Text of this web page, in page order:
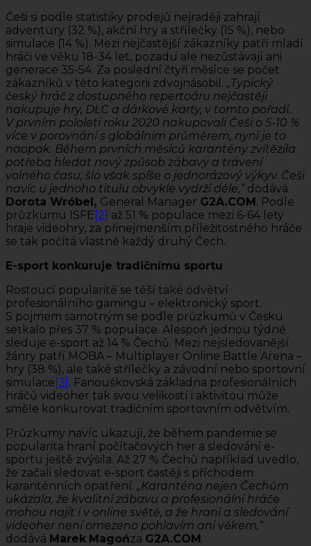
Češi si podle statistiky prodejů nejraději zahrají
adventury (32 %), akční hry a střílečky (15 %), nebo
simulace (14 %). Mezi nejčastější zákazníky patří mladí
hráči ve věku 18-34 let, pozadu ale nezůstávají ani
generace 35-54. Za poslední čtyři měsíce se počet
zákazníků v této kategorii zdvojnásobil. „Typický
český hráč z dostupného repertoáru nejčastěji
nakupuje hry, DLC a dárkové karty, v tomto pořadí.
V prvním pololetí roku 2020 nakupovali Češi o 5-10 %
více v porovnání s globálním průměrem, nyní je to
naopak. Během prvních měsíců karantény zvítězila
potřeba hledat nový způsob zábavy a trávení
volného času, šlo však spíše o jednorázový výkyv. Češi
navíc u jednoho titulu obvykle vydrží déle,“dodává
Dorota Wróbel, General Manager G2A.COM. Podle
průzkumu ISFE [2] až 51 % populace mezi 6-64 lety
hraje videohry, za přinejmenším příležitostného hráče
se tak počítá vlastně každý druhý Čech.
E-sport konkuruje tradičnímu sportu
Rostoucí popularitě se těší také odvětví
profesionálního gamingu – elektronický sport.
S pojmem samotným se podle průzkumů v Česku
setkalo přes 37 % populace. Alespoň jednou týdně
sleduje e-sport až 14 % Čechů. Mezi nejsledovanější
žánry patří MOBA – Multiplayer Online Battle Arena –
hry (38 %), ale také střílečky a závodní nebo sportovní
simulace [3] . Fanouškovská základna profesionálních
hráčů videoher tak svou velikostí i aktivitou může
směle konkurovat tradičním sportovním odvětvím.
Průzkumy navíc ukazují, že během pandemie se
popularita hraní počítačových her a sledování e-
sportu ještě zvýšila. Až 27 % Čechů například uvedlo,
že začali sledovat e-sport častěji s příchodem
karanténních opatření. „Karanténa nejen Čechům
ukázala, že kvalitní zábavu a profesionální hráče
mohou najít i v online světě, a že hraní a sledování
videoher není omezeno pohlavím ani věkem,“
dodává Marek Magońza G2A.COM.